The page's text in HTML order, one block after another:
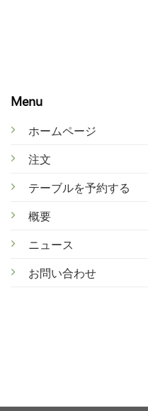
Menu
ホームページ
注文
テーブルを予約する
概要
ニ ュース
お問い合わせ